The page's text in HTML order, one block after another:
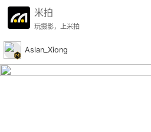
米拍
玩摄影，上米拍
Aslan_Xiong